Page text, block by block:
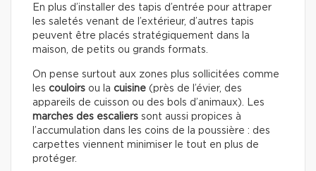
En plus d’installer des tapis d’entrée pour attraper
les saletés venant de l’extérieur, d’autres tapis
peuvent être placés stratégiquement dans la
maison, de petits ou grands formats.
On pense surtout aux zones plus sollicitées comme
les couloirs ou la cuisine (près de l’évier, des
appareils de cuisson ou des bols d’animaux). Les
marches des escaliers sont aussi propices à
l’accumulation dans les coins de la poussière : des
carpettes viennent minimiser le tout en plus de
protéger.